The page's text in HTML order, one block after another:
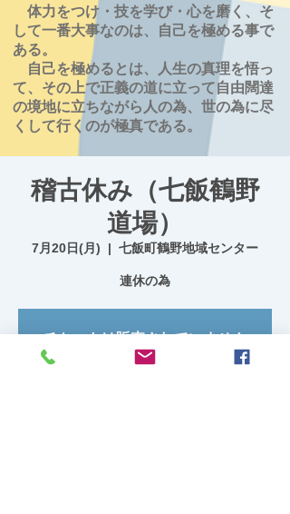
体力をつけ・技を学び・心を磨く、そ
して一番大事なのは、自己を極める事で
ある。
自己を極めるとは、
人生の真理を悟っ
て、その上で正義の道に立って自由闊達
の境地に立ちながら人の為、世の為に尽
くして行くのが極真である。
稽古休み（七飯鶴野
道場）
7月20日(月)
  |
七飯町鶴野地域センター
連休の為
チケットは販売されていません
他のイベントを見る